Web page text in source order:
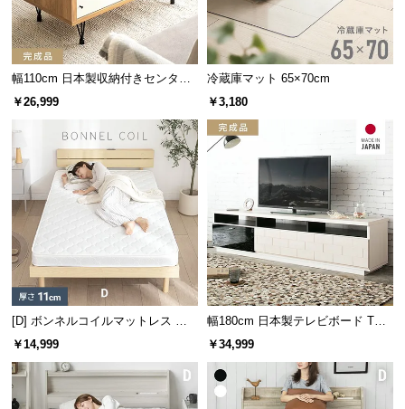
に
つ
い
て
保
い
て
会
員
規
約
に
つ
幅110cm 日本製収納付きセンター
テーブル TCT-007
￥26,999
冷蔵庫マット 65×70cm
￥3,180
[D] ボンネルコイルマットレス 厚
さ11cm
￥14,999
幅180cm 日本製テレビボード TOT-
001
￥34,999